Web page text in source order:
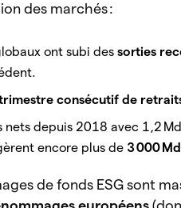
des marchés :
ont subi dessorties
consécutif de
depuis 2018 avec 1,2
encore plus de 3 000
de fonds ESG sont